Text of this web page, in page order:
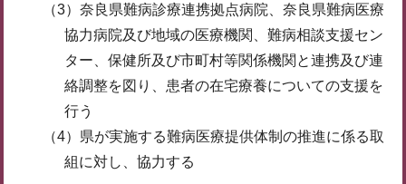
（3）奈良県難病診療連携拠点病院、奈良県難病医療
協力病院及び地域の医療機関、難病相談支援セン
ター、保健所及び市町村等関係機関と連携及び連
絡調整を図り、患者の在宅療養についての支援を
行う
（4）県が実施する難病医療提供体制の推進に係る取
組に対し、協力する